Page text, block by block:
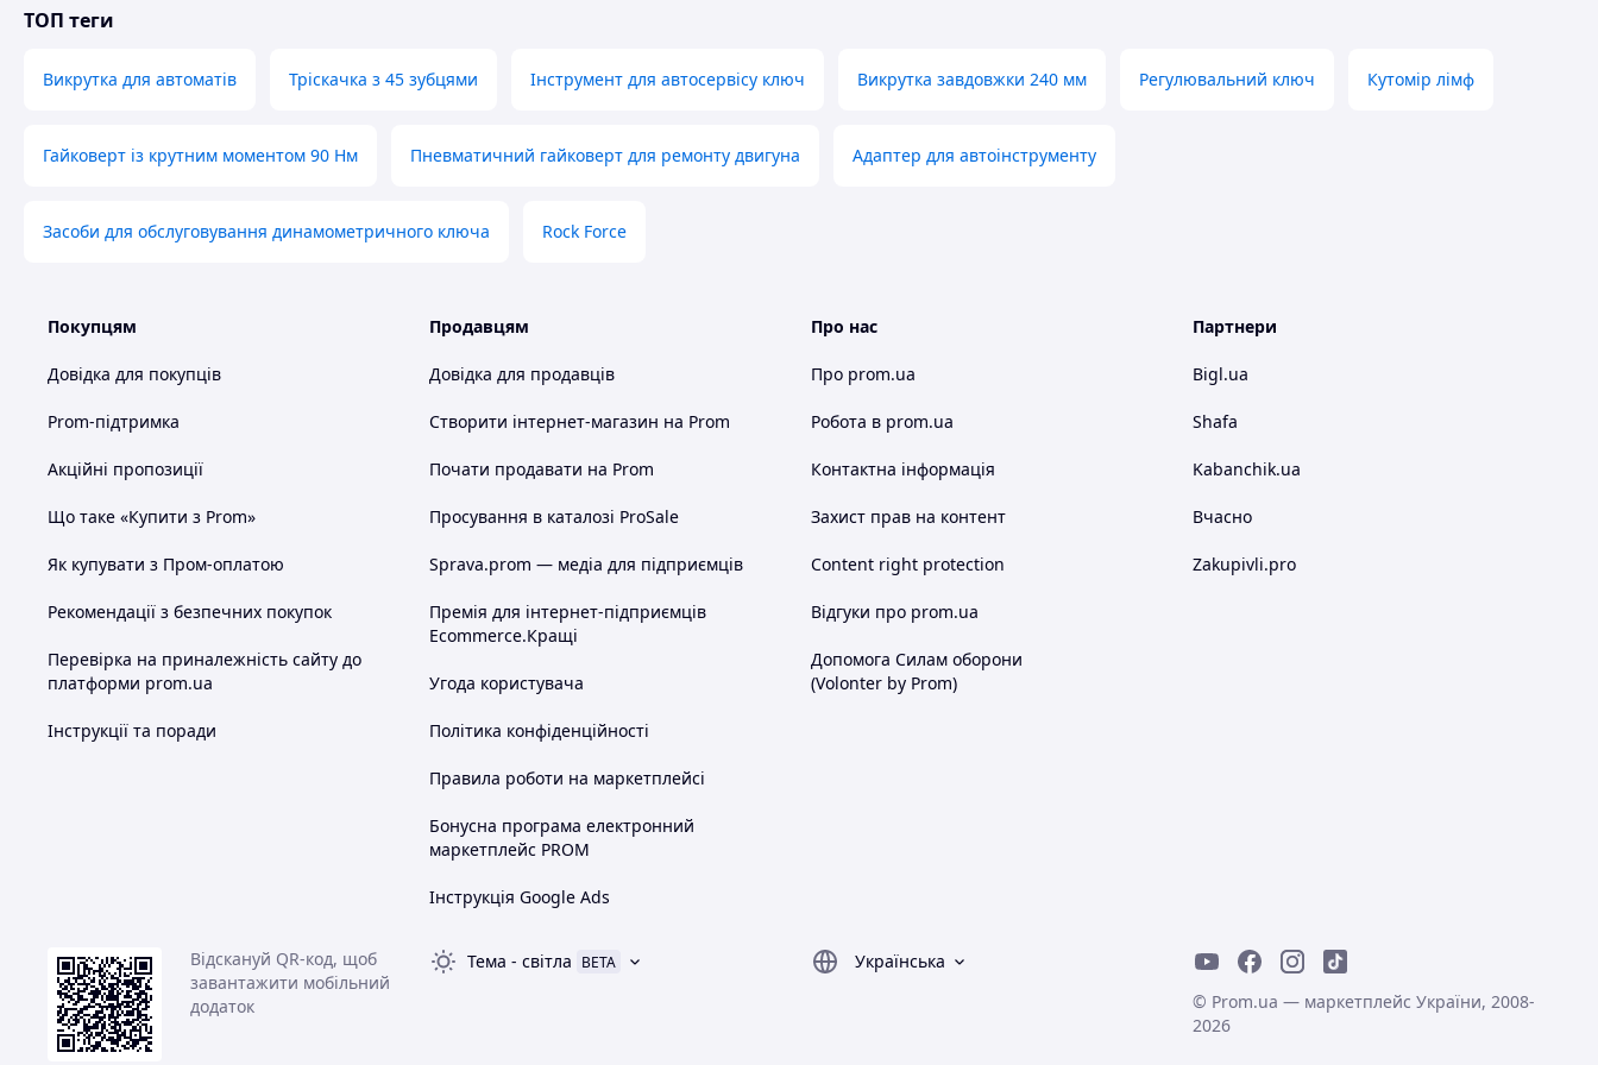
ТОП теги
Викрутка для автоматів Тріскачка з 45 зубцями Інструмент для автосервісу ключ Викрутка завдовжки 240 мм Регулювальний ключ Кутомір лімф
Гайковерт із крутним моментом 90 Нм Пневматичний гайковерт для ремонту двигуна Адаптер для автоінструменту
Засоби для обслуговування динамометричного ключа Rock Force
Покупцям
Довідка для покупців
Prom-підтримка
Акційні пропозиції
Що таке «Купити з Prom»
Як купувати з Пром-оплатою
Рекомендації з безпечних покупок
Перевірка на приналежність сайту до
платформи prom.ua
Інструкції та поради
Продавцям
Довідка для продавців
Створити інтернет-магазин на Prom
Почати продавати на Prom
Просування в каталозі ProSale
Sprava.prom — медіа для підприємців
Премія для інтернет-підприємців
Ecommerce.Кращі
Угода користувача
Політика конфіденційності
Правила роботи на маркетплейсі
Бонусна програма електронний
маркетплейс PROM
Інструкція Google Ads
Про нас
Про prom.ua
Робота в prom.ua
Контактна інформація
Захист прав на контент
Content right protection
Відгуки про prom.ua
Допомога Силам оборони
(Volonter by Prom)
Партнери
Bigl.ua
Shafa
Kabanchik.ua
Вчасно
Zakupivli.pro
Відскануй QR-код, щоб
завантажити мобільний
додаток
Тема - світла BETA
Українська
© Prom.ua — маркетплейс України, 2008-
2026